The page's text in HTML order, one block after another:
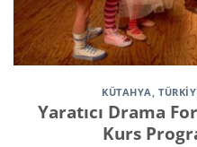
KÜTAHYA ,
Yaratıcı Drama
Kurs